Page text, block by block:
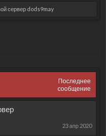
сервер dods9may
Последнее
сообщение
23 апр 2020